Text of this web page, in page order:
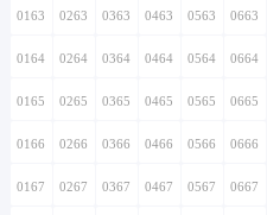
0163 0263 0363 0463 0563 0663
0164 0264 0364 0464 0564 0664
0165 0265 0365 0465 0565 0665
0166 0266 0366 0466 0566 0666
0167 0267 0367 0467 0567 0667